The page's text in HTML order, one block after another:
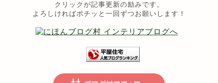
クリックが記事更新の励みです。
よろしければポチッと一回ずつお願いします！